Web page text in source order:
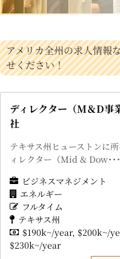
アメリカ全州の求人情報
せください！
ディレクター（M＆D事
社
テキサス州ヒューストンに
ィレクター（Mid & Dow･･･
ビジネスマネジメント
エネルギー
フルタイム
テキサス州
$190k~/year $200k~/
$230k~/year